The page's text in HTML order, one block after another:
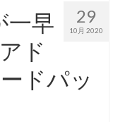
29
10月 2020
一早
ド
ドパッ